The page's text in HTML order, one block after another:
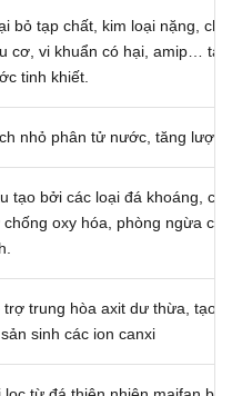
bỏ tạp chất, kim loại nặng,
cơ, vi khuẩn có hại, amip…
tinh khiết.
nhỏ phân tử nước, tăng
tạo bởi các loại đá khoáng, có
chống oxy hóa, phòng ngừa
trợ trung hòa axit dư thừa, tạo
sinh các ion canxi